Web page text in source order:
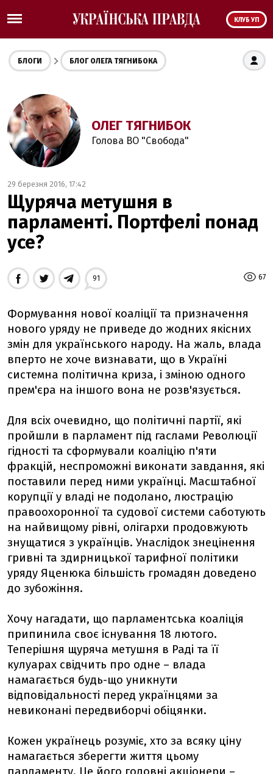
КЛУБ УП
БЛОГИ БЛОГ ОЛЕГА ТЯГНИБОКА
ОЛЕГ ТЯГНИБОК
Голова ВО "Свобода"
29 березня 2016, 17:42
Щуряча метушня в
парламенті. Портфелі понад
усе?
67
91
Формування нової коаліції та призначення
нового уряду не приведе до жодних якісних
змін для українського народу. На жаль, влада
вперто не хоче визнавати, що в Україні
системна політична криза, і зміною одного
прем'єра на іншого вона не розв'язується.
Для всіх очевидно, що політичні партії, які
пройшли в парламент під гаслами Революції
гідності та сформували коаліцію п'яти
фракцій, неспроможні виконати завдання, які
поставили перед ними українці. Масштабної
корупції у владі не подолано, люстрацію
правоохоронної та судової системи саботують
на найвищому рівні, олігархи продовжують
знущатися з українців. Унаслідок знецінення
гривні та здирницької тарифної політики
уряду Яценюка більшість громадян доведено
до зубожіння.
Хочу нагадати, що парламентська коаліція
припинила своє існування 18 лютого.
Теперішня щуряча метушня в Раді та її
кулуарах свідчить про одне – влада
намагається будь-що уникнути
відповідальності перед українцями за
невиконані передвиборчі обіцянки.
Кожен українець розуміє, хто за всяку ціну
намагається зберегти життя цьому